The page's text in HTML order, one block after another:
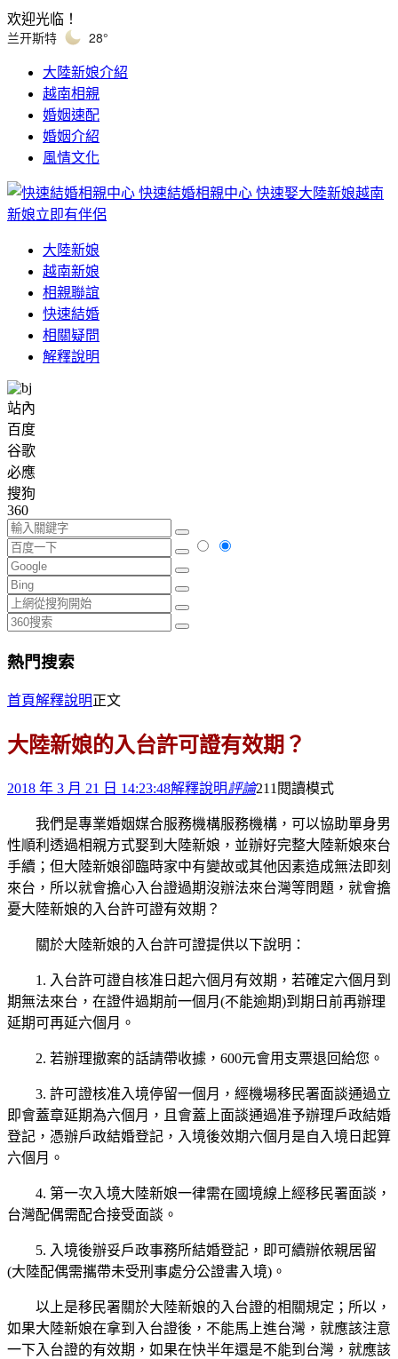
欢迎光临！
兰开斯特 28°
大陸新娘介紹
越南相親
婚姻速配
婚姻介紹
風情文化
快速結婚相親中心 快速娶大陸新娘越南
新娘立即有伴侶
大陸新娘
越南新娘
相親聯誼
快速結婚
相關疑問
解釋說明
站內
百度
谷歌
必應
搜狗
360
熱門搜索
首頁解釋說明正文
大陸新娘的入台許可證有效期？
2018 年 3 月 21 日 14:23:48解釋說明評論211 閱讀模式
我們是專業婚姻媒合服務機構服務機構，可以協助單身男
性順利透過相親方式娶到大陸新娘，並辦好完整大陸新娘來台
手續；但大陸新娘卻臨時家中有變故或其他因素造成無法即刻
來台，所以就會擔心入台證過期沒辦法來台灣等問題，就會擔
憂大陸新娘的入台許可證有效期？
關於大陸新娘的入台許可證提供以下說明：
1. 入台許可證自核准日起六個月有效期，若確定六個月到
期無法來台，在證件過期前一個月(不能逾期)到期日前再辦理
延期可再延六個月。
2. 若辦理撤案的話請帶收據，600元會用支票退回給您。
3. 許可證核准入境停留一個月，經機場移民署面談通過立
即會蓋章延期為六個月，且會蓋上面談通過准予辦理戶政結婚
登記，憑辦戶政結婚登記，入境後效期六個月是自入境日起算
六個月。
4. 第一次入境大陸新娘一律需在國境線上經移民署面談，
台灣配偶需配合接受面談。
5. 入境後辦妥戶政事務所結婚登記，即可續辦依親居留
(大陸配偶需攜帶未受刑事處分公證書入境)。
以上是移民署關於大陸新娘的入台證的相關規定；所以，
如果大陸新娘在拿到入台證後，不能馬上進台灣，就應該注意
一下入台證的有效期，如果在快半年還是不能到台灣，就應該